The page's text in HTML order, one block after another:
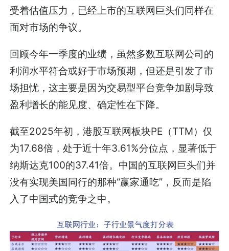
受着估值压力，已经上市的互联网巨头们同样在
面对市场的争议。
回顾今年一季度的业绩，虽然多数互联网公司的
利润水平符合或好于市场预期，但还是引发了市
场担忧，这主要是因为交易型平台竞争加剧导致
盈利增长的能见度、确定性在下降。
截至2025年初，港股互联网板块PE（TTM）仅
为17.68倍，处于近十年3.61%分位点，显著低于
纳斯达克100的37.41倍。中国的互联网巨头们并
没有实现美国同行的那种“赢家通吃”，反而是陷
入了中国式的竞争之中。